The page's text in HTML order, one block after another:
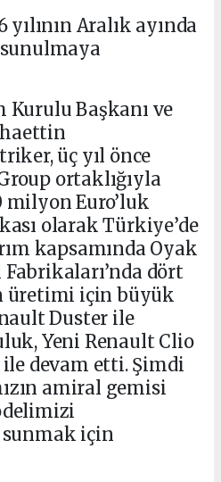
Aralık ayında
sunulmaya
Kurulu Başkanı ve
üç yıl önce
ortaklığıyla
milyon Euro’luk
olarak Türkiye’de
kapsamında Oyak
dört
üretimi için büyük
Duster ile
Yeni Renault Clio
devam etti. Şimdi
amiral gemisi
sunmak için